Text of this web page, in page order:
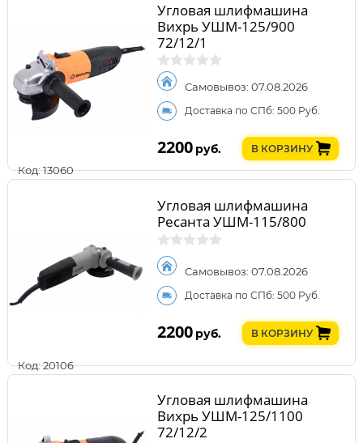
Код: 13060
Угловая шлифмашина
Вихрь УШМ-125/900
72/12/1
Самовывоз: 07.08.2026
Доставка по СПб: 500 Руб.
2200 руб. В КОРЗИНУ
Код: 20106
Угловая шлифмашина
Ресанта УШМ-115/800
Самовывоз: 07.08.2026
Доставка по СПб: 500 Руб.
2200 руб. В КОРЗИНУ
Угловая шлифмашина
Вихрь УШМ-125/1100
72/12/2